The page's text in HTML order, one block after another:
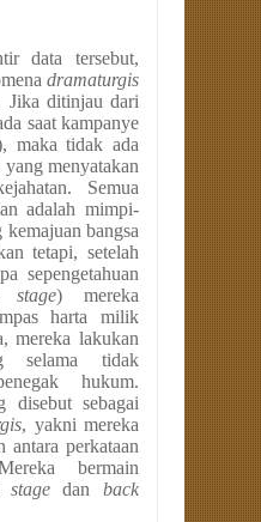
data tersebut,
dramaturgis
Jika ditinjau dari
saat kampanye
maka tidak ada
menyatakan
Semua
adalah mimpi-
bangsa
tetapi, setelah
sepengetahuan
stage) mereka
harta milik
mereka lakukan
selama tidak
hukum.
disebut sebagai
, yakni mereka
antara perkataan
bermain
stagedanback